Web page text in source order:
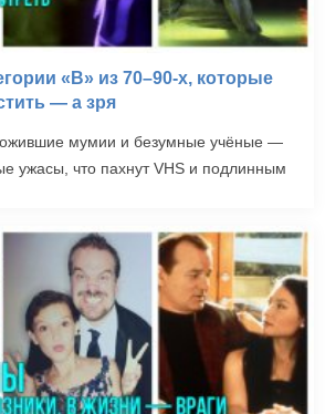
Неадекватные люди
(2010)
«B» из 70–90-х, которые
— а зря
ожившие мумии и безумные учёные —
ужасы, что пахнут VHS и подлинным